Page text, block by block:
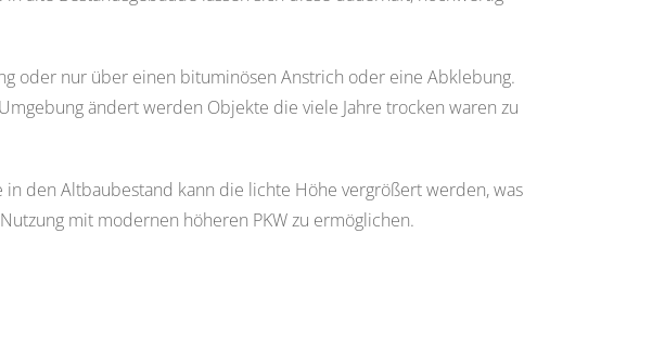
oder nur über einen bituminösen Anstrich oder eine Abklebung.
ändert werden Objekte die viele Jahre trocken waren zu
den Altbaubestand kann die lichte Höhe vergrößert werden, was
mit modernen höheren PKW zu ermöglichen.